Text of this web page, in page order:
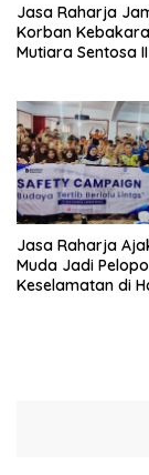
Jasa Raharja
Korban
Mutiara Sentosa
Jasa Raharja
Muda Jadi
Keselamatan di